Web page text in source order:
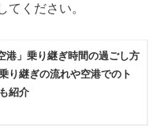
てください。
港」乗り継ぎ時間の過ごし方
り継ぎの流れや空港でのト
紹介